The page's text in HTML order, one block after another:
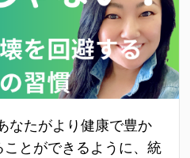
なたがより健康で豊か
とができるように、統